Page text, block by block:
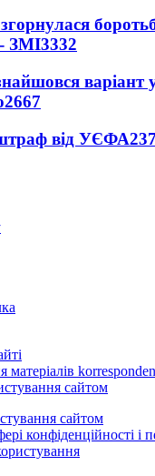
ЗМІ3332
варіант
2667
від УЄФА
матеріалів
сайтом
сайтом
конфіденційності і